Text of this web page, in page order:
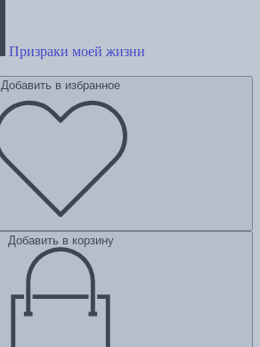
Призраки моей жизни
Добавить в избранное
Добавить в корзину